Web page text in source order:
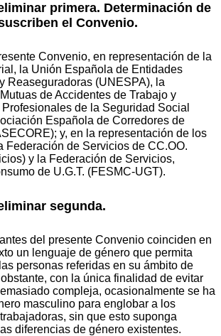
primera. Determinación de
el Convenio.
Convenio, en representación de la
la Unión Española de Entidades
Reaseguradoras (UNESPA), la
de Accidentes de Trabajo y
de la Seguridad Social
Española de Corredores de
y, en la representación de los
Federación de Servicios de CC.OO.
y la Federación de Servicios,
de U.G.T. (FESMC-UGT).
segunda.
del presente Convenio coinciden en
un lenguaje de género que permita
personas referidas en su ámbito de
con la única finalidad de evitar
compleja, ocasionalmente se ha
masculino para englobar a los
sin que esto suponga
diferencias de género existentes.